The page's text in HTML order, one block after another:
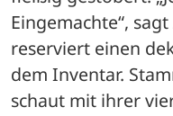
Eingemachte“,
reserviert einen
dem Inventar.
schaut mit ihrer